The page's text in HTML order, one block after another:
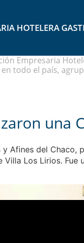
HOTELERA
Empresaria
todo el país,
una
Afines del
Los Lirios.